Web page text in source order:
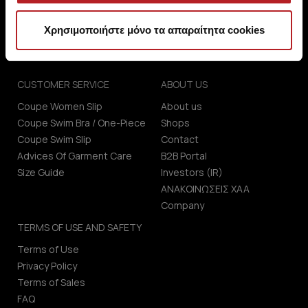
Χρησιμοποιήστε μόνο τα απαραίτητα cookies
CUSTOMER SERVICE
Coupe Women Slip
Coupe Swim Bra / One-Piece
Coupe Swim Slip
Advices Of Garment Care
Size Guide
ABOUT US
About us
Shops
Contact
B2B Portal
Investors (IR)
ΑΝΑΚΟΙΝΩΣΕΙΣ ΧΑΑ
Company
TERMS OF USE AND SAFETY
Terms of Use
Privacy Policy
Terms of Sales
FAQ